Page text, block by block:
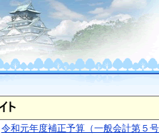
令和元年度補正予算（一般会計第５
お問合せ
本庁 〒540-8570
大阪市
〒559-8555